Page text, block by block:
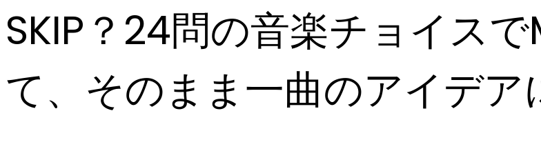
SKIP？24問の音楽チョイス
て、そのまま一曲のアイデア